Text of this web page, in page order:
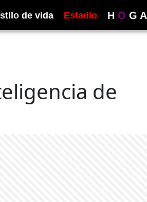
de vida Estadio H O G A
de